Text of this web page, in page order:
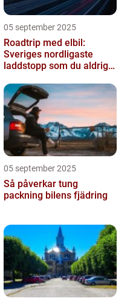
05 september 2025
Roadtrip med elbil:
Sveriges nordligaste
laddstopp som du aldrig
05 september 2025
Så påverkar tung
packning bilens fjädring